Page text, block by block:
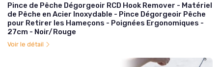
Pince de Pêche Dégorgeoir RCD Hook Remover - Matériel
de Pêche en Acier Inoxydable - Pince Dégorgeoir Pêche
pour Retirer les Hameçons - Poignées Ergonomiques -
27cm - Noir/Rouge
Voir le détail